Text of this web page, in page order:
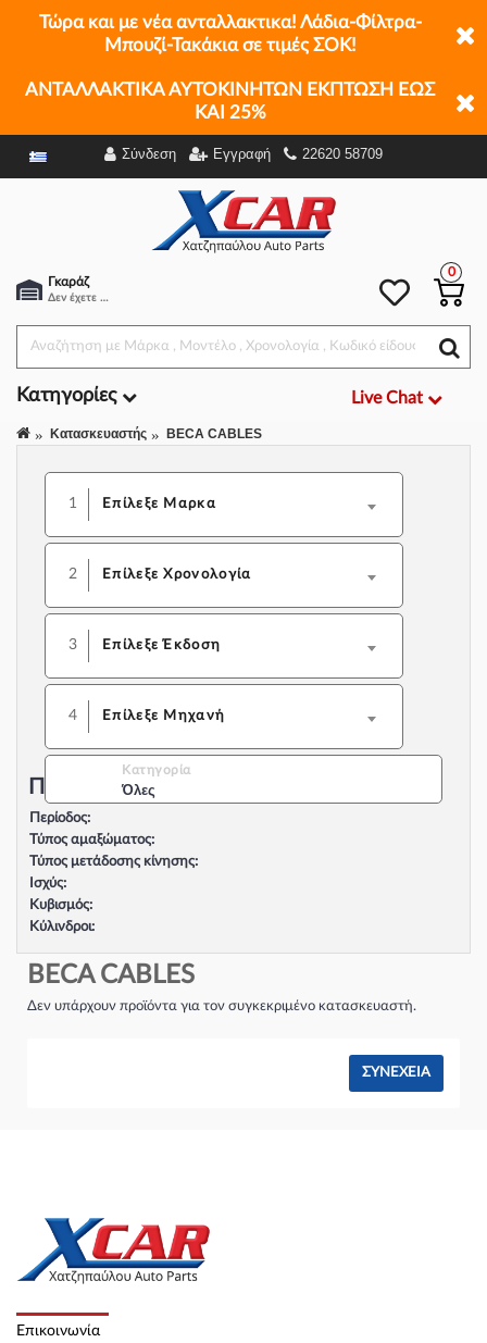
Τώρα και με νέα ανταλλακτικα! Λάδια-Φίλτρα-
Μπουζί-Τακάκια σε τιμές ΣΟΚ!
ΑΝΤΑΛΛΑΚΤΙΚΑ ΑΥΤΟΚΙΝΗΤΩΝ ΕΚΠΤΩΣΗ ΕΩΣ
ΚΑΙ 25%
Σύνδεση Εγγραφή 22620 58709
Γκαράζ
Δεν έχετε επιλέξει αμάξι.
0
Κατηγορίες Live Chat
Κατασκευαστής BECA CABLES
1 Επίλεξε Μαρκα
2 Επίλεξε Χρονολογία
3 Επίλεξε Έκδοση
4 Επίλεξε Μηχανή
Κατηγορία
Όλες
Περιγραφή Αυτοκινήτου:
Περίοδος:
Τύπος αμαξώματος:
Τύπος μετάδοσης κίνησης:
Ισχύς:
Κυβισμός:
Κύλινδροι:
Τύπος κινητήρα:
BECA CABLES
Δεν υπάρχουν προϊόντα για τον συγκεκριμένο κατασκευαστή.
ΣΥΝΈΧΕΙΑ
Επικοινωνία